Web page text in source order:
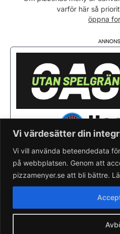
Vi värdesätter din
Vi vill använda beteendedata
på webbplatsen. Genom att
pizzamenyer.se att bli bättre.
Söndag
varför här så
öppna
Saknar du din
Skapa gratis
Läs om
Artiklar &
Rensa